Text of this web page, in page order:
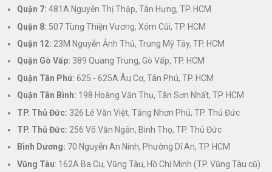
Quận 7: 481A Nguyễn Thị Thập, Tân Hưng, TP. HCM
Quận 8: 507 Tùng Thiện Vương, Xóm Cũi, TP. HCM
Quận 12: 23M Nguyễn Ảnh Thủ, Trung Mỹ Tây, TP. HCM
Quận Gò Vấp: 389 Quang Trung, Gò Vấp, TP. HCM
Quận Tân Phú: 625 - 625A Âu Cơ, Tân Phú, TP. HCM
Quận Tân Bình: 198 Hoàng Văn Thụ, Tân Sơn Nhất, TP. HCM
TP. Thủ Đức: 326 Lê Văn Việt, Tăng Nhơn Phú, TP. Thủ Đức
TP. Thủ Đức: 256 Võ Văn Ngân, Bình Thọ, TP. Thủ Đức
Bình Dương: 70 Nguyễn An Ninh, Phường Dĩ An, TP. HCM
Vũng Tàu: 162A Ba Cu, Vũng Tàu, Hồ Chí Minh (TP. Vũng Tàu cũ)